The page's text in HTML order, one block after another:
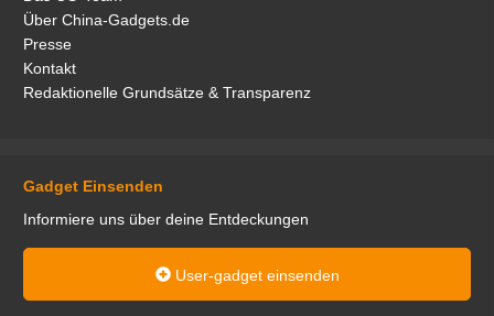
Über China-Gadgets.de
Presse
Kontakt
Redaktionelle Grundsätze & Transparenz
Gadget Einsenden
Informiere uns über deine Entdeckungen
User-gadget einsenden